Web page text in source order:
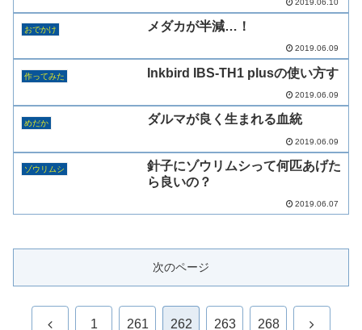
おでかけ メダカが半減…！
2019.06.09
作ってみた Inkbird IBS-TH1 plusの使い方す
2019.06.09
めだか ダルマが良く生まれる血統
2019.06.09
ゾウリムシ
針子にゾウリムシって何匹あげた
ら良いの？
2019.06.07
次のページ
前 1 261 262 263 268 次